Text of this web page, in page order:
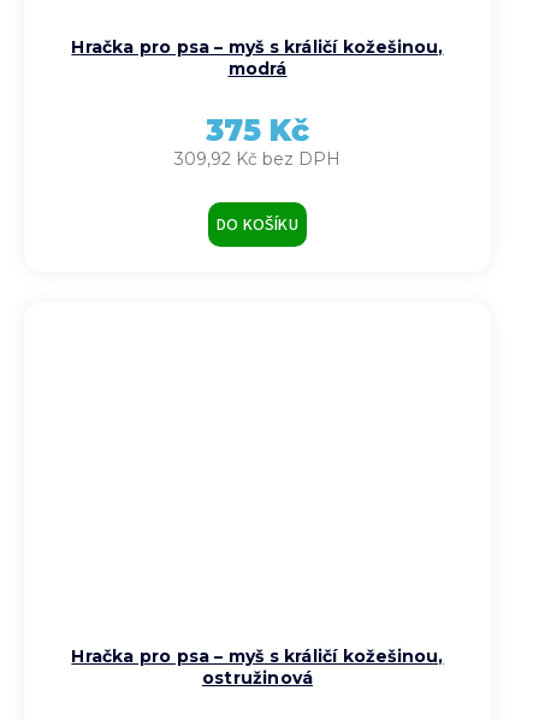
Hračka pro psa – myš s králičí kožešinou,
modrá
309,92 Kč bez DPH
375 Kč
DO KOŠÍKU
Hračka pro psa – myš s králičí kožešinou,
ostružinová